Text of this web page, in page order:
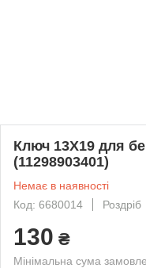
Ключ 13Х19 для
(11298903401)
Немає в наявності
Код: 6680014
Роздріб
130 ₴
Мінімальна сума